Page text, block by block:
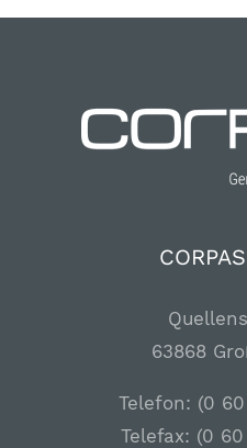
63868
Telefon: (0
Telefax: (0